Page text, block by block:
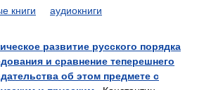
книги аудиокниги
развитие русского порядка
и сравнение теперешнего
об этом предмете с